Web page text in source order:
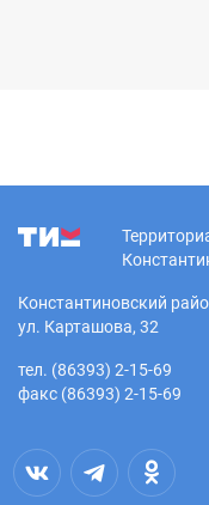
Константиновский
ул. Карташова, 32
тел. (86393) 2-15-69
факс (86393) 2-15-69